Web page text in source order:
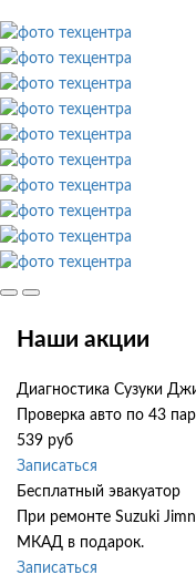
Наши акции
Диагностика Сузуки
Проверка авто по 43
539 руб
Записаться
Бесплатный эвакуатор
При ремонте Suzuki
МКАД в подарок.
Записаться